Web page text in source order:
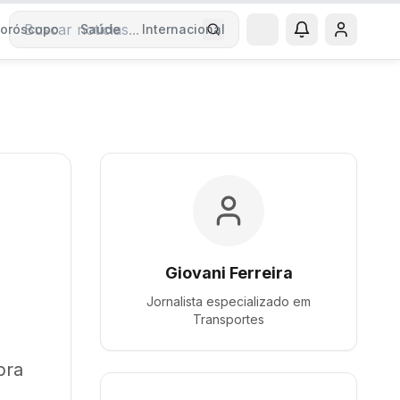
Saúde Internacional
Buscar notícias
Giovani Ferreira
Jornalista especializado em
Transportes